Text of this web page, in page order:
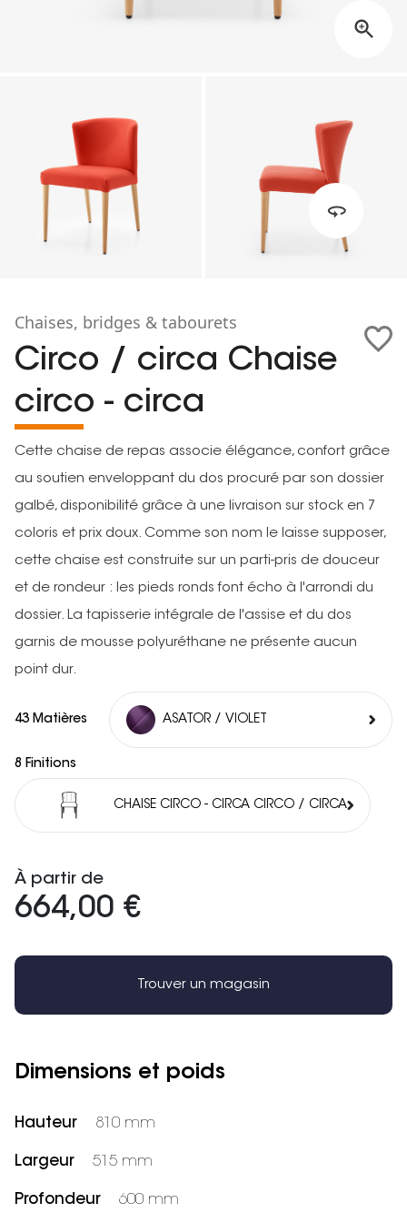
Chaises, bridges & tabourets
Circo / circa Chaise
circo - circa
Cette chaise de repas associe élégance, confort grâce
au soutien enveloppant du dos procuré par son dossier
galbé, disponibilité grâce à une livraison sur stock en 7
coloris et prix doux. Comme son nom le laisse supposer,
cette chaise est construite sur un parti-pris de douceur
et de rondeur : les pieds ronds font écho à l'arrondi du
dossier. La tapisserie intégrale de l'assise et du dos
garnis de mousse polyuréthane ne présente aucun
point dur.
43 Matières ASATOR / VIOLET
8 Finitions
CHAISE CIRCO - CIRCA CIRCO / CIRCA
À partir de
664,00 €
Trouver un magasin
Dimensions et poids
Hauteur 810 mm
Largeur 515 mm
Profondeur 600 mm